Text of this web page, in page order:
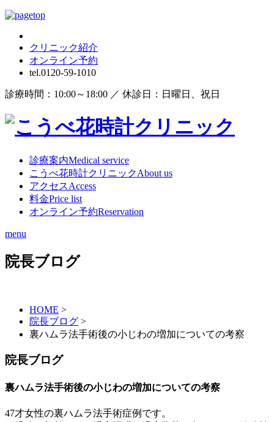
クリニック紹介
オンライン予約
tel.0120-59-1010
診療時間：10:00～18:00 ／ 休診日：日曜日、祝日
診療案内Medical service
こうべ花時計クリニックAbout us
アクセスAccess
料金Price list
オンライン予約Reservation
menu
院長ブログ
HOME >
院長ブログ >
裏ハムラ法手術後の小じわの増加についての考察
院長ブログ
裏ハムラ法手術後の小じわの増加についての考察
47才女性の裏ハムラ法手術症例です。